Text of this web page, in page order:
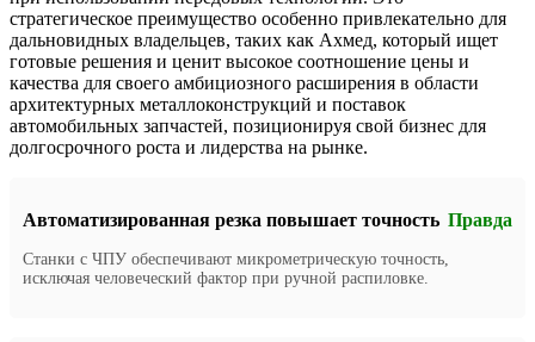
стратегическое преимущество особенно привлекательно для
дальновидных владельцев, таких как Ахмед, который ищет
готовые решения и ценит высокое соотношение цены и
качества для своего амбициозного расширения в области
архитектурных металлоконструкций и поставок
автомобильных запчастей, позиционируя свой бизнес для
долгосрочного роста и лидерства на рынке.
Автоматизированная резка повышает точность Правда
Станки с ЧПУ обеспечивают микрометрическую точность,
исключая человеческий фактор при ручной распиловке.